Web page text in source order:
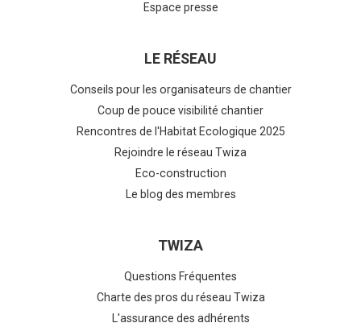
Espace presse
LE RÉSEAU
Conseils pour les organisateurs de chantier
Coup de pouce visibilité chantier
Rencontres de l'Habitat Ecologique 2025
Rejoindre le réseau Twiza
Eco-construction
Le blog des membres
TWIZA
Questions Fréquentes
Charte des pros du réseau Twiza
L'assurance des adhérents